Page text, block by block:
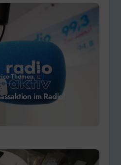
Themen
im Radio!